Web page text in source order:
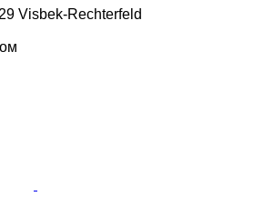
Visbek-Rechterfeld